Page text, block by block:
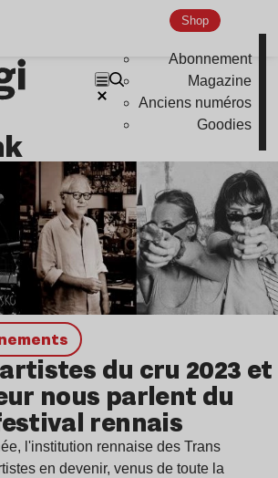
Shop
Abonnement
Magazine
Anciens numéros
Goodies
du cru 2023 et
nous parlent du
rennais
l'institution rennaise des Trans
en devenir, venus de toute la